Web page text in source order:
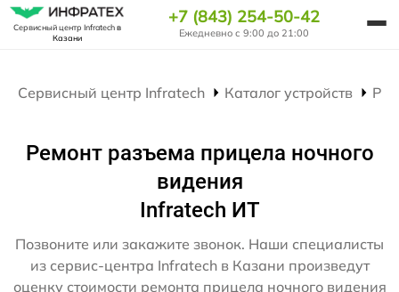
Сервисный центр Infratechв
Казани
+7 (843) 254-50-42
Ежедневно с 9:00 до 21:00
Сервисный центр Infratech Каталог устройств
Ремонт разъема прицела ночного
видения
Infratech ИТ
Позвоните или закажите звонок. Наши специалисты
из сервис-центра Infratech в Казани произведут
оценку стоимости ремонта прицела ночного видения